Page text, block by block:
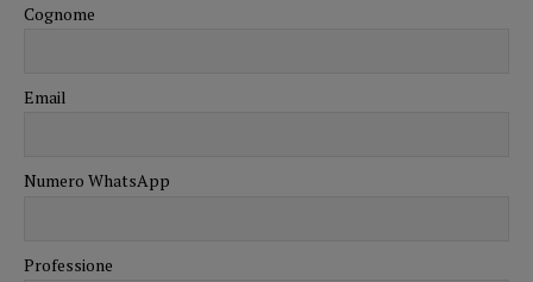
Cognome
Email
Numero WhatsApp
Professione